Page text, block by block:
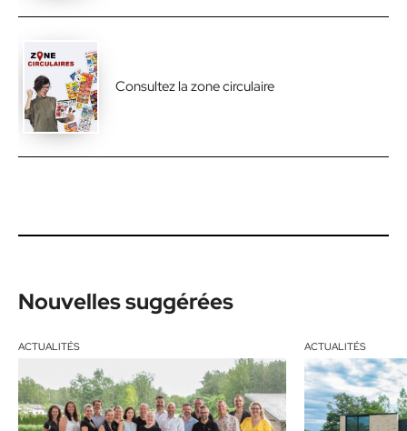
Consultez la zone circulaire
Nouvelles suggérées
ACTUALITÉS ACTUALITÉS